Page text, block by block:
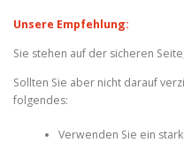
Unsere Empfehlung:
Sie stehen auf der sicheren
Sollten Sie aber nicht darauf
folgendes:
Verwenden Sie ein